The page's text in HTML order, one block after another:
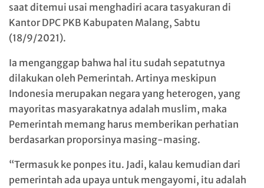
saat ditemui usai menghadiri acara tasyakuran di
Kantor DPC PKB Kabupaten Malang, Sabtu
(18/9/2021).
Ia menganggap bahwa hal itu sudah sepatutnya
dilakukan oleh Pemerintah. Artinya meskipun
Indonesia merupakan negara yang heterogen, yang
mayoritas masyarakatnya adalah muslim, maka
Pemerintah memang harus memberikan perhatian
berdasarkan proporsinya masing-masing.
“Termasuk ke ponpes itu. Jadi, kalau kemudian dari
pemerintah ada upaya untuk mengayomi, itu adalah